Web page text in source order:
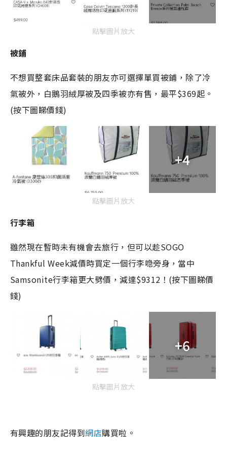
點擊圖片放大
被鋪
不想買整套床品套裝的朋友亦可選擇單買被鋪，除了冷
氣被外，白鵝羽絨厚被及四季被亦有售，最平$369起。
(按下圖睇價錢)
+4
點擊圖片放大
行李箱
雖然現在暫時未有機會去旅行，但可以趁SOGO
Thankful Week減價時買定一個行李喼旁身，當中
Samsonite行李箱更大劈價，減達$9312！(按下圖睇價
錢)
+6
點擊圖片放大
有興趣的朋友記得到網店購買啦。